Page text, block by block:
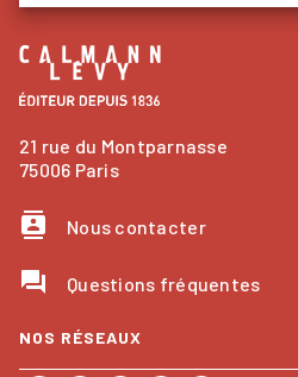
21 rue du Montparnasse
75006 Paris
contacts Nous contacter
question_answer Questions fréquentes
NOS RÉSEAUX